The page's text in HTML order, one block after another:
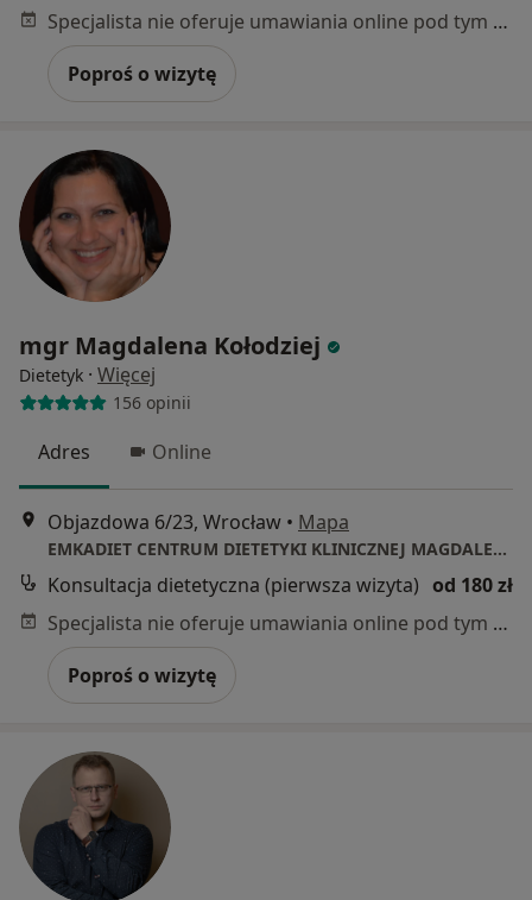
Specjalista nie oferuje umawiania online pod tym adresem.
Poproś o wizytę
mgr Magdalena Kołodziej
Dietetyk · Więcej
156 opinii
Adres Online
Objazdowa 6/23, Wrocław • Mapa
EMKADIET CENTRUM DIETETYKI KLINICZNEJ MAGDALENA KOŁODZIEJ
Konsultacja dietetyczna (pierwsza wizyta) od 180 zł
Specjalista nie oferuje umawiania online pod tym adresem.
Poproś o wizytę